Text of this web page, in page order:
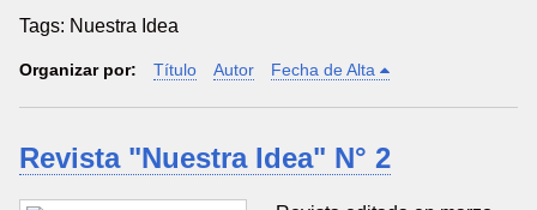
Tags: Nuestra Idea
Organizar por: Título Autor Fecha de Alta
Revista "Nuestra Idea" N° 2